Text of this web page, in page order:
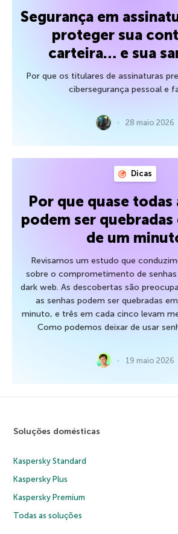
Segurança em
proteger sua
carteira… e sua
Por que os titulares de assinaturas
cibersegurança pessoal e
28 maio 2026
Dicas
Por que quase todas
podem ser quebradas
de um
Revisamos um estudo que
sobre o comprometimento de senhas
dark web. As descobertas são
as senhas podem ser quebradas
minuto, e três em cada cinco levam
Como podemos deixar de usar
19 maio 2026
Soluções domésticas
Kaspersky Standard
Kaspersky Plus
Kaspersky Premium
Todas as soluções